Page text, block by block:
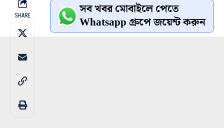
SHARE সব খবর মোবাইলে পেতে
Whatsapp গ্রুপে জয়েন্ট করুন